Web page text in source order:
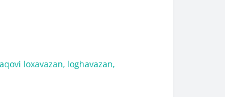
loxavazan, loghavazan,